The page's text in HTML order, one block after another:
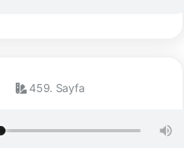
459. Sayfa